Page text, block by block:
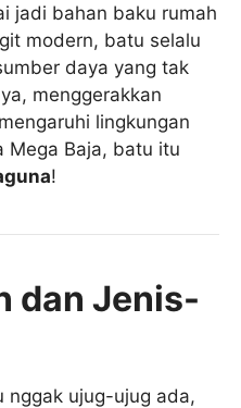
jadi bahan baku rumah
modern, batu selalu
daya yang tak
menggerakkan
lingkungan
Mega Baja, batu itu
!
dan Jenis-
nggak ujug-ujug ada,